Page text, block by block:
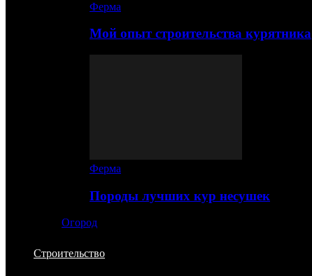
Ферма
Мой опыт строительства курятника
Ферма
Породы лучших кур несушек
Огород
Строительство